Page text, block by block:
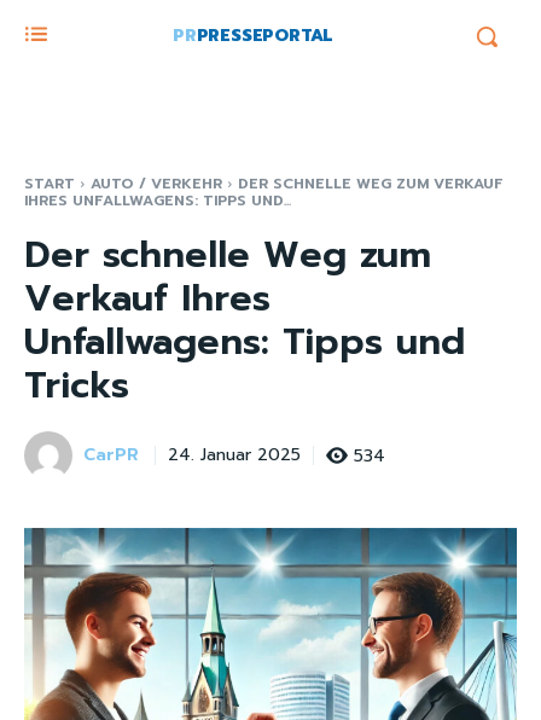
PRPRESSEPORTAL
START AUTO / VERKEHR DER SCHNELLE WEG ZUM VERKAUF
IHRES UNFALLWAGENS: TIPPS UND...
Der schnelle Weg zum
Verkauf Ihres
Unfallwagens: Tipps und
Tricks
CarPR 24. Januar 2025 534